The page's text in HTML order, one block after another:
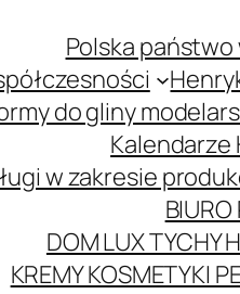
Polska
do gliny
Kalendarze
w zakresie
DOM LUX
KREMY KOSMETYKI